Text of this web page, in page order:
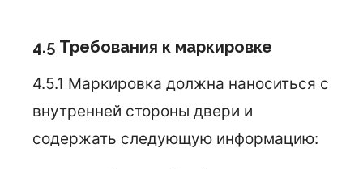
4.5 Требования к маркировке
4.5.1 Маркировка должна наноситься с
внутренней стороны двери и
содержать следующую информацию: